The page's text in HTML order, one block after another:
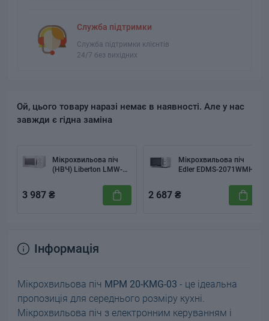
Служба підтримки
Служба підтримки клієнтів
24/7 без вихідних
Ой, цього товару наразі немає в наявності. Але у нас
завжди є гідна заміна
Мікрохвильова піч
(НВЧ) Liberton LMW-
3 987 ₴
Мікрохвильова піч
Edler EDMS-2071WMH
2 687 ₴
Інформація
Мікрохвильова піч MPM 20-KMG-03 - це ідеальна
пропозиція для середнього розміру кухні.
Мікрохвильова піч з електронним керуванням і